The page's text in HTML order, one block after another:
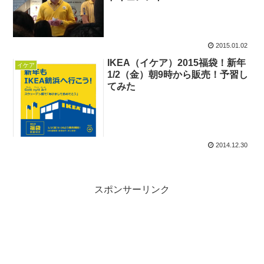
2015.01.02
イケア
IKEA（イケア）2015福袋！新年
1/2（金）朝9時から販売！予習し
てみた
2014.12.30
スポンサーリンク